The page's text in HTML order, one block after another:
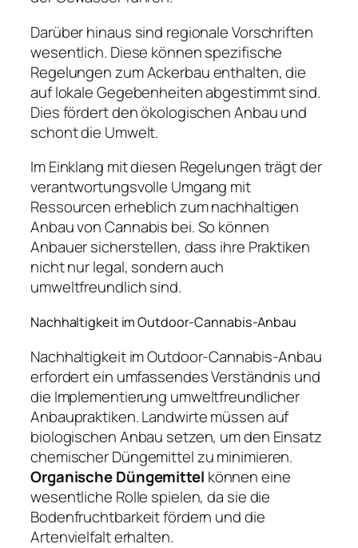
Darüber hinaus sind regionale Vorschriften
wesentlich. Diese können spezifische
Regelungen zum Ackerbau enthalten, die
auf lokale Gegebenheiten abgestimmt sind.
Dies fördert den ökologischen Anbau und
schont die Umwelt.
Im Einklang mit diesen Regelungen trägt der
verantwortungsvolle Umgang mit
Ressourcen erheblich zum nachhaltigen
Anbau von Cannabis bei. So können
Anbauer sicherstellen, dass ihre Praktiken
nicht nur legal, sondern auch
umweltfreundlich sind.
Nachhaltigkeit im Outdoor-Cannabis-Anbau
Nachhaltigkeit im Outdoor-Cannabis-Anbau
erfordert ein umfassendes Verständnis und
die Implementierung umweltfreundlicher
Anbaupraktiken. Landwirte müssen auf
biologischen Anbau setzen, um den Einsatz
chemischer Düngemittel zu minimieren.
Organische Düngemittel können eine
wesentliche Rolle spielen, da sie die
Bodenfruchtbarkeit fördern und die
Artenvielfalt erhalten.